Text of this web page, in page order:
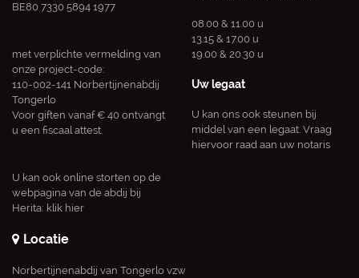
BE80 7330 5894 1977
met verplichte vermelding van
onze project-code:
110-002-141 Norbertijnenabdij
Tongerlo
Voor giften vanaf € 40 ontvangt
u een fiscaal attest.
U kan ook online storten op de
webpagina van de abdij bij
Herita: klik hier
08.00 & 11.00 u
13.15 & 17.00 u
19.00 & 20.30 u
Uw legaat
U kan ons ook steunen bij
middel van een legaat. Vraag
hiervoor raad aan uw notaris
Locatie
Norbertijnenabdij van Tongerlo vzw